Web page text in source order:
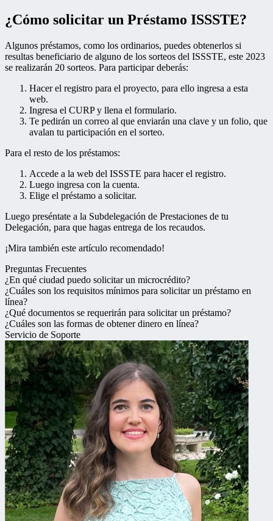
¿Cómo solicitar un Préstamo ISSSTE?
Algunos préstamos, como los ordinarios, puedes obtenerlos si
resultas beneficiario de alguno de los sorteos del ISSSTE, este 2023
se realizarán 20 sorteos. Para participar deberás:
Hacer el registro para el proyecto, para ello ingresa a esta
web.
Ingresa el CURP y llena el formulario.
Te pedirán un correo al que enviarán una clave y un folio, que
avalan tu participación en el sorteo.
Para el resto de los préstamos:
Accede a la web del ISSSTE para hacer el registro.
Luego ingresa con la cuenta.
Elige el préstamo a solicitar.
Luego preséntate a la Subdelegación de Prestaciones de tu
Delegación, para que hagas entrega de los recaudos.
¡Mira también este artículo recomendado!
Preguntas Frecuentes
¿En qué ciudad puedo solicitar un microcrédito?
¿Cuáles son los requisitos mínimos para solicitar un préstamo en
línea?
¿Qué documentos se requerirán para solicitar un préstamo?
¿Cuáles son las formas de obtener dinero en línea?
Servicio de Soporte